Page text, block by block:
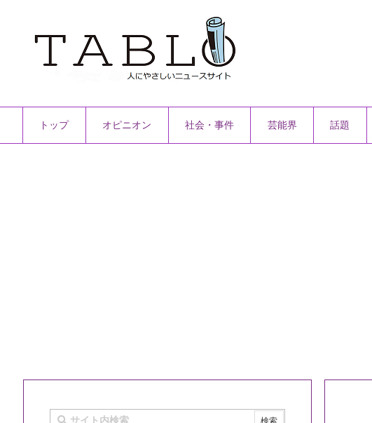
トップ オピニオン 社会・事件 芸能界 話題